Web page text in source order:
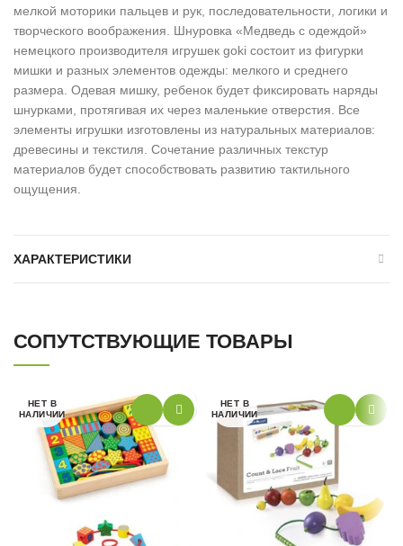
мелкой моторики пальцев и рук, последовательности, логики и
творческого воображения. Шнуровка «Медведь с одеждой»
немецкого производителя игрушек goki состоит из фигурки
мишки и разных элементов одежды: мелкого и среднего
размера. Одевая мишку, ребенок будет фиксировать наряды
шнурками, протягивая их через маленькие отверстия. Все
элементы игрушки изготовлены из натуральных материалов:
древесины и текстиля. Сочетание различных текстур
материалов будет способствовать развитию тактильного
ощущения.
ХАРАКТЕРИСТИКИ
СОПУТСТВУЮЩИЕ ТОВАРЫ
НЕТ В
НАЛИЧИИ
НЕТ В
НАЛИЧИИ